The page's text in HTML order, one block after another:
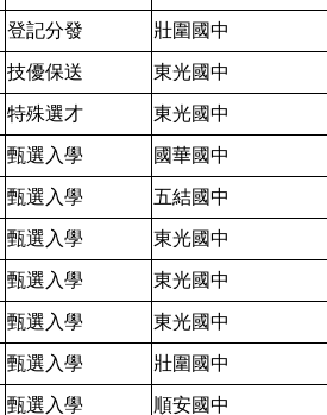
登記分發 壯圍國中
技優保送 東光國中
特殊選才 東光國中
甄選入學 國華國中
甄選入學 五結國中
甄選入學 東光國中
甄選入學 東光國中
甄選入學 東光國中
甄選入學 壯圍國中
甄選入學 順安國中